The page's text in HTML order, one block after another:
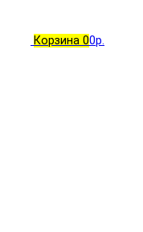
Корзина 00р.